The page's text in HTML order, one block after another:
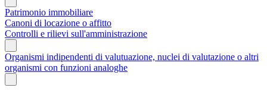
Patrimonio immobiliare
Canoni di locazione o affitto
Controlli e rilievi sull'amministrazione
Organismi indipendenti di valutuazione, nuclei di valutazione o altri
organismi con funzioni analoghe